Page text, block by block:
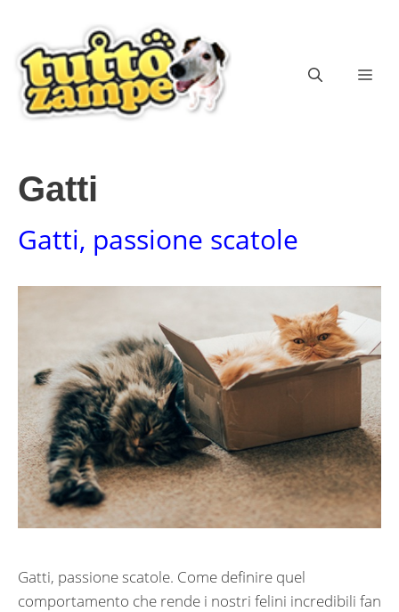
contenuto
Gatti
Gatti, passione scatole
Gatti, passione scatole. Come definire quel
comportamento che rende i nostri felini incredibili fan